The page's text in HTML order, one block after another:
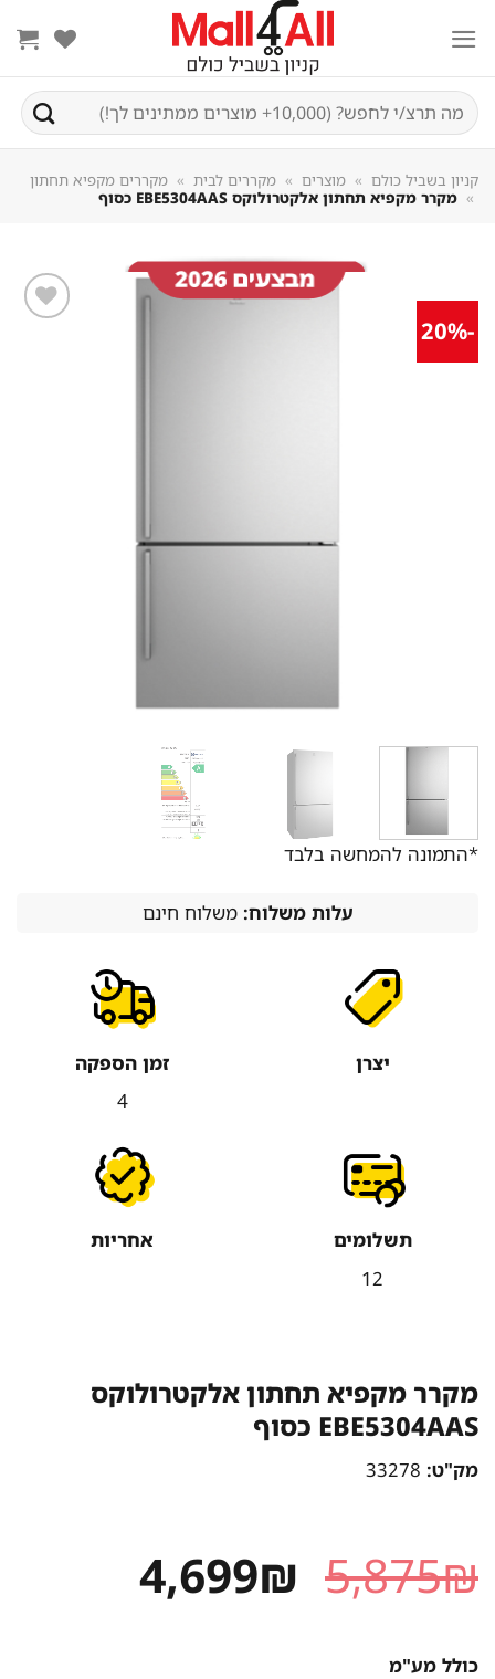
חיפוש
עבור:
קניון בשביל כולם מוצרים מקררים לבית
מקררים מקפיא תחתון
מקרר מקפיא תחתון אלקטרולוקס EBE5304AAS כסוף
*התמונה להמחשה בלבד
עלות משלוח:משלוח חינם
יצרן
זמן הספקה
4
תשלומים
12
אחריות
מקרר מקפיא תחתון אלקטרולוקס
EBE5304AAS כסוף
מק"ט:33278
5,875₪ המחיר
המקורי
4,699₪ המחיר
כולל מע"מ